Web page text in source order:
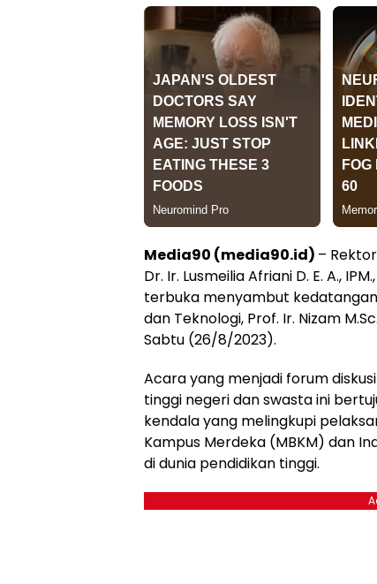
Media90 (media90.id) –
Dr. Ir. Lusmeilia Afriani D. E. A.,
terbuka menyambut kedatangan
dan Teknologi, Prof. Ir. Nizam
Sabtu (26/8/2023).
Acara yang menjadi forum
tinggi negeri dan swasta ini
kendala yang melingkupi
Kampus Merdeka (MBKM) dan
di dunia pendidikan tinggi.